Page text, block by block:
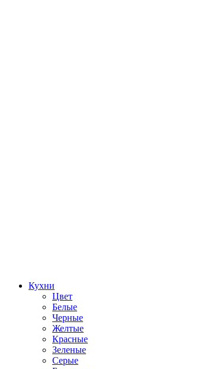
Кухни
Цвет
Белые
Черные
Желтые
Красные
Зеленые
Серые